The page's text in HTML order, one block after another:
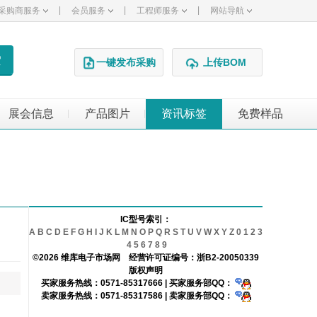
购商服务 会员服务 工程师服务 网站导航
一键发布采购 上传BOM
展会信息 产品图片 资讯标签 免费样品
IC型号索引：
A B C D E F G H J K L M N O P Q R S T U V W X Y Z 0 1 2 3
4 5 6 7 8 9
©2026 维库电子市场网 经营许可证编号： 浙B2-20050339
版权声明
买家服务热线：0571-85317666 | 买家服务部QQ：
卖家服务热线：0571-85317586 | 卖家服务部QQ：